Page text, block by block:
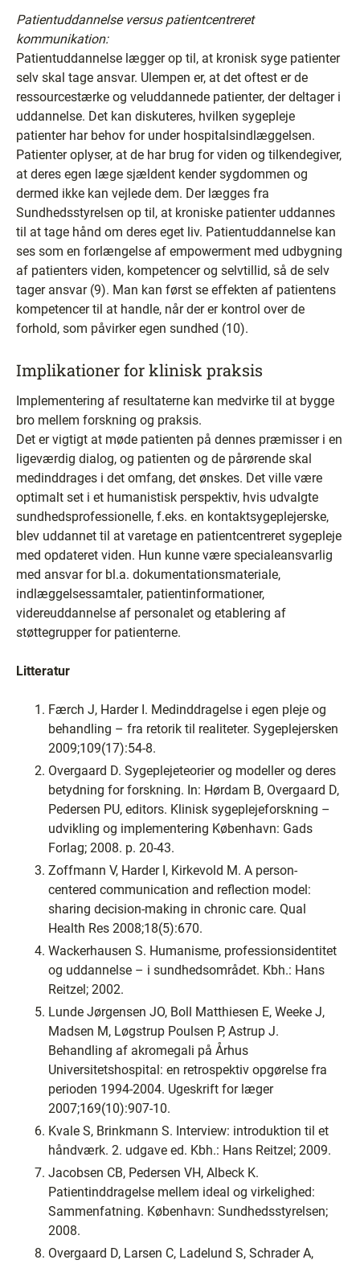
Patientuddannelse versus patientcentreret
kommunikation:
Patientuddannelse lægger op til, at kronisk syge patienter
selv skal tage ansvar. Ulempen er, at det oftest er de
ressourcestærke og veluddannede patienter, der deltager i
uddannelse. Det kan diskuteres, hvilken sygepleje
patienter har behov for under hospitalsindlæggelsen.
Patienter oplyser, at de har brug for viden og tilkendegiver,
at deres egen læge sjældent kender sygdommen og
dermed ikke kan vejlede dem. Der lægges fra
Sundhedsstyrelsen op til, at kroniske patienter uddannes
til at tage hånd om deres eget liv. Patientuddannelse kan
ses som en forlængelse af empowerment med udbygning
af patienters viden, kompetencer og selvtillid, så de selv
tager ansvar (9). Man kan først se effekten af patientens
kompetencer til at handle, når der er kontrol over de
forhold, som påvirker egen sundhed (10).
Implikationer for klinisk praksis
Implementering af resultaterne kan medvirke til at bygge
bro mellem forskning og praksis.
Det er vigtigt at møde patienten på dennes præmisser i en
ligeværdig dialog, og patienten og de pårørende skal
medinddrages i det omfang, det ønskes. Det ville være
optimalt set i et humanistisk perspektiv, hvis udvalgte
sundhedsprofessionelle, f.eks. en kontaktsygeplejerske,
blev uddannet til at varetage en patientcentreret sygepleje
med opdateret viden. Hun kunne være specialeansvarlig
med ansvar for bl.a. dokumentationsmateriale,
indlæggelsessamtaler, patientinformationer,
videreuddannelse af personalet og etablering af
støttegrupper for patienterne.
Litteratur
Færch J, Harder I. Medinddragelse i egen pleje og
behandling – fra retorik til realiteter. Sygeplejersken
2009;109(17):54-8.
Overgaard D. Sygeplejeteorier og modeller og deres
betydning for forskning. In: Hørdam B, Overgaard D,
Pedersen PU, editors. Klinisk sygeplejeforskning –
udvikling og implementering København: Gads
Forlag; 2008. p. 20-43.
Zoffmann V, Harder I, Kirkevold M. A person-
centered communication and reflection model:
sharing decision-making in chronic care. Qual
Health Res 2008;18(5):670.
Wackerhausen S. Humanisme, professionsidentitet
og uddannelse – i sundhedsområdet. Kbh.: Hans
Reitzel; 2002.
Lunde Jørgensen JO, Boll Matthiesen E, Weeke J,
Madsen M, Løgstrup Poulsen P, Astrup J.
Behandling af akromegali på Århus
Universitetshospital: en retrospektiv opgørelse fra
perioden 1994-2004. Ugeskrift for læger
2007;169(10):907-10.
Kvale S, Brinkmann S. Interview: introduktion til et
håndværk. 2. udgave ed. Kbh.: Hans Reitzel; 2009.
Jacobsen CB, Pedersen VH, Albeck K.
Patientinddragelse mellem ideal og virkelighed:
Sammenfatning. København: Sundhedsstyrelsen;
2008.
Overgaard D, Larsen C, Ladelund S, Schrader A,